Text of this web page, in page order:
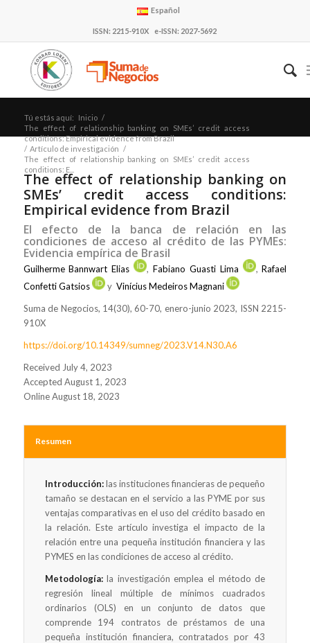
Español
ISSN: 2215-910X e-ISSN: 2027-5692
Tú estás aquí: Inicio /
The effect of relationship banking on SMEs’ credit access
conditions: Empirical evidence from Brazil
/ Artículo de investigación /
The effect of relationship banking on SMEs’ credit access
conditions: E...
The effect of relationship banking on
SMEs’ credit access conditions:
Empirical evidence from Brazil
El efecto de la banca de relación en las
condiciones de acceso al crédito de las PYMEs:
Evidencia empírica de Brasil
Guilherme Bannwart Elias ,Fabiano Guasti Lima ,Rafael
Confetti Gatsios
y Vinícius Medeiros Magnani
Suma de Negocios, 14(30), 60-70, enero-junio 2023, ISSN 2215-
910X
https://doi.org/10.14349/sumneg/2023.V14.N30.A6
Received July 4, 2023
Accepted August 1, 2023
Online August 18, 2023
Resumen
Introducción:las instituciones financieras de pequeño
tamaño se destacan en el servicio a las PYME por sus
ventajas comparativas en el uso del crédito basado en
la relación. Este artículo investiga el impacto de la
relación entre una pequeña institución financiera y las
PYMES en las condiciones de acceso al crédito.
Metodología:la investigación emplea el método de
regresión lineal múltiple de mínimos cuadrados
ordinarios (OLS) en un conjunto de datos que
comprende 194 contratos de préstamos de una
pequeña institución financiera, contratados por 43